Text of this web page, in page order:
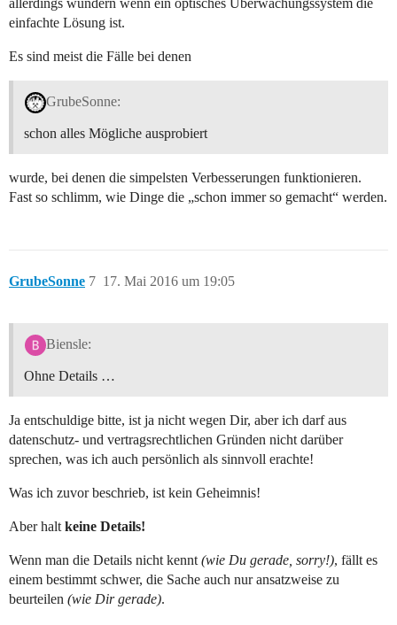
allerdings wundern wenn ein optisches Überwachungssystem die
einfachte Lösung ist.
Es sind meist die Fälle bei denen
GrubeSonne:
schon alles Mögliche ausprobiert
wurde, bei denen die simpelsten Verbesserungen funktionieren.
Fast so schlimm, wie Dinge die „schon immer so gemacht“ werden.
GrubeSonne 17. Mai 2016 um 19:05
7
Biensle:
Ohne Details …
Ja entschuldige bitte, ist ja nicht wegen Dir, aber ich darf aus
datenschutz- und vertragsrechtlichen Gründen nicht darüber
sprechen, was ich auch persönlich als sinnvoll erachte!
Was ich zuvor beschrieb, ist kein Geheimnis!
Aber halt keine Details!
Wenn man die Details nicht kennt (wie Du gerade, sorry!), fällt es
einem bestimmt schwer, die Sache auch nur ansatzweise zu
beurteilen (wie Dir gerade).